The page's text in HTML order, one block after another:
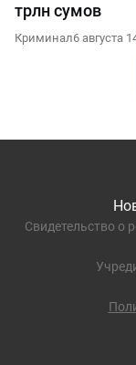
трлн сумов
Криминал6 августа
Свидетельство о